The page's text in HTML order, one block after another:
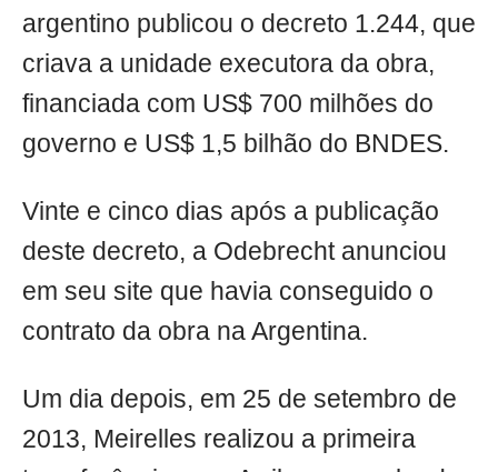
argentino publicou o decreto 1.244, que
criava a unidade executora da obra,
financiada com US$ 700 milhões do
governo e US$ 1,5 bilhão do BNDES.
Vinte e cinco dias após a publicação
deste decreto, a Odebrecht anunciou
em seu site que havia conseguido o
contrato da obra na Argentina.
Um dia depois, em 25 de setembro de
2013, Meirelles realizou a primeira